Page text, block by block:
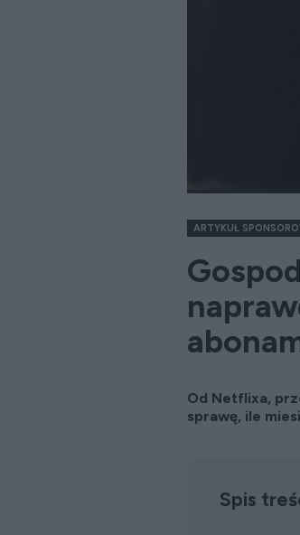
ARTYKUŁ
Od Netflixa,
sprawę, ile
Spis